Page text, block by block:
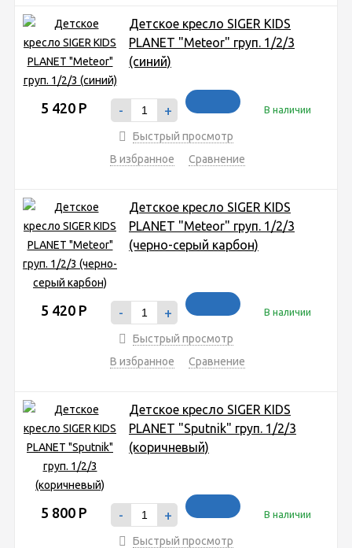
Детское кресло SIGER KIDS
PLANET "Meteor" груп. 1/2/3
(синий)
5 420 Р - + В наличии
Быстрый просмотр
В избранное
Сравнение
Детское кресло SIGER KIDS
PLANET "Meteor" груп. 1/2/3
(черно-серый карбон)
5 420 Р - + В наличии
Быстрый просмотр
В избранное
Сравнение
Детское кресло SIGER KIDS
PLANET "Sputnik" груп. 1/2/3
(коричневый)
5 800 Р - + В наличии
Быстрый просмотр